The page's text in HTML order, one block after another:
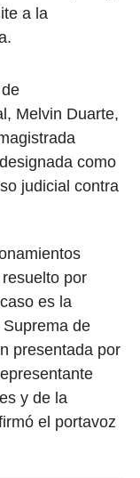
a la
Melvin Duarte,
como
judicial contra
por
es la
de
presentada por
y de la
el portavoz